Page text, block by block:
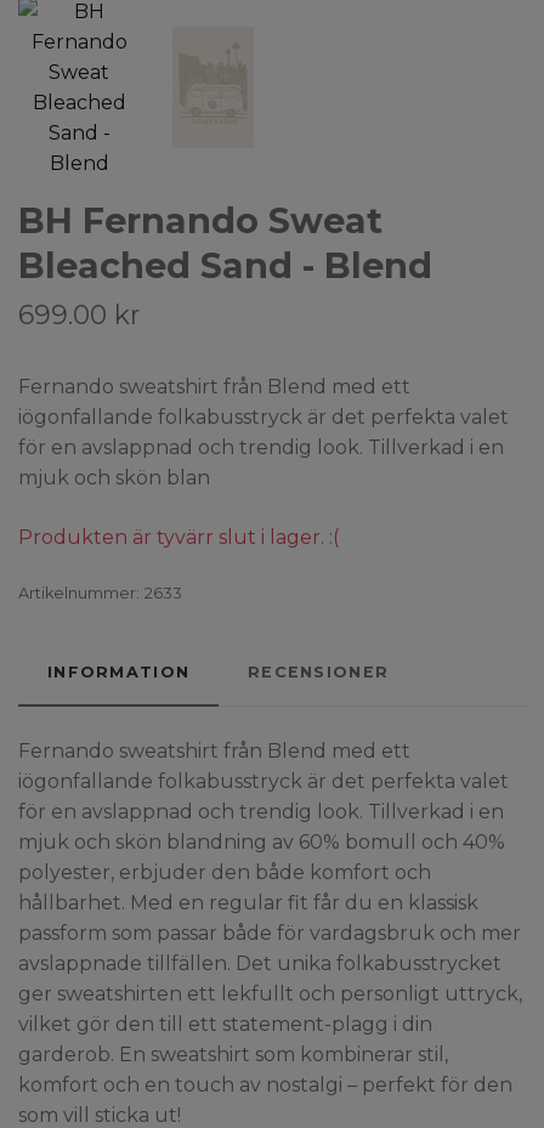
BH Fernando Sweat
Bleached Sand - Blend
699.00 kr
Fernando sweatshirt från Blend med ett
iögonfallande folkabusstryck är det perfekta valet
för en avslappnad och trendig look. Tillverkad i en
mjuk och skön blan
Produkten är tyvärr slut i lager. :(
Artikelnummer: 2633
INFORMATION RECENSIONER
Fernando sweatshirt från Blend med ett
iögonfallande folkabusstryck är det perfekta valet
för en avslappnad och trendig look. Tillverkad i en
mjuk och skön blandning av 60% bomull och 40%
polyester, erbjuder den både komfort och
hållbarhet. Med en regular fit får du en klassisk
passform som passar både för vardagsbruk och mer
avslappnade tillfällen. Det unika folkabusstrycket
ger sweatshirten ett lekfullt och personligt uttryck,
vilket gör den till ett statement-plagg i din
garderob. En sweatshirt som kombinerar stil,
komfort och en touch av nostalgi – perfekt för den
som vill sticka ut!